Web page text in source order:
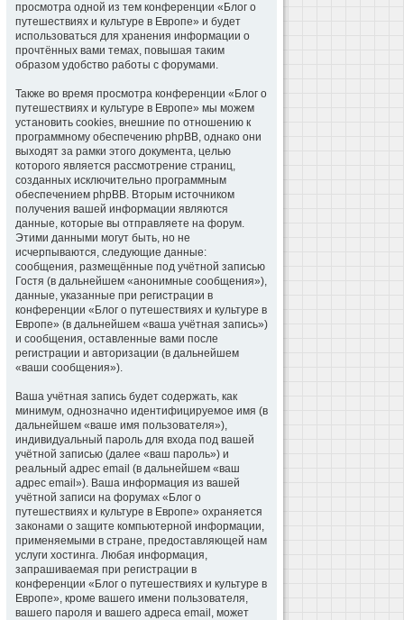
просмотра одной из тем конференции «Блог о
путешествиях и культуре в Европе» и будет
использоваться для хранения информации о
прочтённых вами темах, повышая таким
образом удобство работы с форумами.
Также во время просмотра конференции «Блог о
путешествиях и культуре в Европе» мы можем
установить cookies, внешние по отношению к
программному обеспечению phpBB, однако они
выходят за рамки этого документа, целью
которого является рассмотрение страниц,
созданных исключительно программным
обеспечением phpBB. Вторым источником
получения вашей информации являются
данные, которые вы отправляете на форум.
Этими данными могут быть, но не
исчерпываются, следующие данные:
сообщения, размещённые под учётной записью
Гостя (в дальнейшем «анонимные сообщения»),
данные, указанные при регистрации в
конференции «Блог о путешествиях и культуре в
Европе» (в дальнейшем «ваша учётная запись»)
и сообщения, оставленные вами после
регистрации и авторизации (в дальнейшем
«ваши сообщения»).
Ваша учётная запись будет содержать, как
минимум, однозначно идентифицируемое имя (в
дальнейшем «ваше имя пользователя»),
индивидуальный пароль для входа под вашей
учётной записью (далее «ваш пароль») и
реальный адрес email (в дальнейшем «ваш
адрес email»). Ваша информация из вашей
учётной записи на форумах «Блог о
путешествиях и культуре в Европе» охраняется
законами о защите компьютерной информации,
применяемыми в стране, предоставляющей нам
услуги хостинга. Любая информация,
запрашиваемая при регистрации в
конференции «Блог о путешествиях и культуре в
Европе», кроме вашего имени пользователя,
вашего пароля и вашего адреса email, может